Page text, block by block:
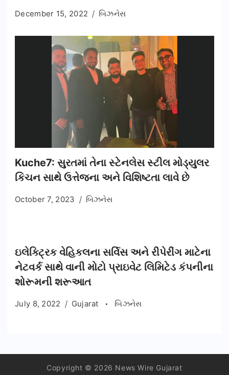
December 15, 2022 બિઝનેસ
Kuche7: સુરતમાં તેના સ્ટેનલેસ સ્ટીલ મોડ્યુલર
કિચન સાથે ઉત્તેજના અને વિશિષ્ટતા લાવે છે
October 7, 2023 બિઝનેસ
ઇલેક્ટ્રિક વેહિકલના સર્વિસ અને રીપેરીંગ માટેના
નેટવર્ક સાથે વાની મોટો પ્રાઇવેટ લિમિટેડ કંપનીના
શોરૂમની શરૂઆત
July 8, 2022 Gujarat બિઝનેસ
Copyright © 2026 News Wire Gujarat